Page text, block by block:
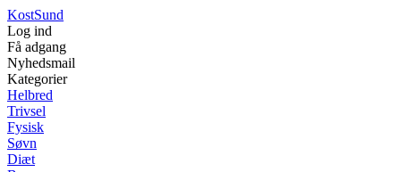
KostSund
Log ind
Få adgang
Nyhedsmail
Kategorier
Helbred
Trivsel
Fysisk
Søvn
Diæt